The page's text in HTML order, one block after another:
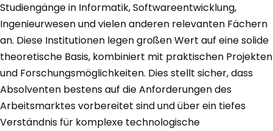
Studiengänge in Informatik, Softwareentwicklung,
Ingenieurwesen und vielen anderen relevanten Fächern
an. Diese Institutionen legen großen Wert auf eine solide
theoretische Basis, kombiniert mit praktischen Projekten
und Forschungsmöglichkeiten. Dies stellt sicher, dass
Absolventen bestens auf die Anforderungen des
Arbeitsmarktes vorbereitet sind und über ein tiefes
Verständnis für komplexe technologische